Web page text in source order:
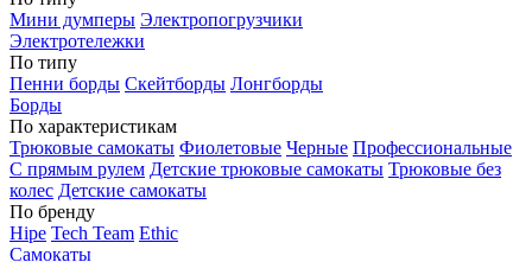
Мини думперы Электропогрузчики
Электротележки
По типу
Пенни борды Скейтборды Лонгборды
Борды
По характеристикам
Трюковые самокаты Фиолетовые Черные Профессиональные
С прямым рулем Детские трюковые самокаты Трюковые без
колес Детские самокаты
По бренду
Hipe Tech Team Ethic
Самокаты